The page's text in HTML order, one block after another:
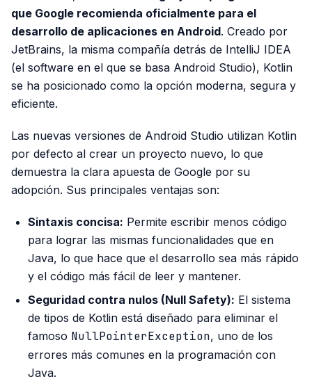
que Google recomienda oficialmente para el
desarrollo de aplicaciones en Android. Creado por
JetBrains, la misma compañía detrás de IntelliJ IDEA
(el software en el que se basa Android Studio), Kotlin
se ha posicionado como la opción moderna, segura y
eficiente.
Las nuevas versiones de Android Studio utilizan Kotlin
por defecto al crear un proyecto nuevo, lo que
demuestra la clara apuesta de Google por su
adopción. Sus principales ventajas son:
Sintaxis concisa: Permite escribir menos código
para lograr las mismas funcionalidades que en
Java, lo que hace que el desarrollo sea más rápido
y el código más fácil de leer y mantener.
Seguridad contra nulos (Null Safety): El sistema
de tipos de Kotlin está diseñado para eliminar el
famoso NullPointerException, uno de los
errores más comunes en la programación con
Java.